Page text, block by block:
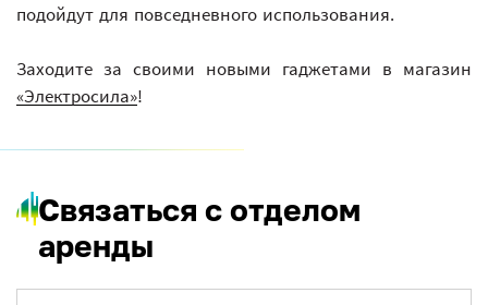
подойдут для повседневного использования.
Заходите за своими новыми гаджетами в магазин
«Электросила»!
Связаться с отделом
аренды